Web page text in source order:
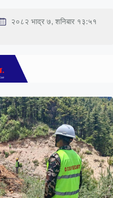
२०८२ भाद्र ७, शनिबार १३:५१